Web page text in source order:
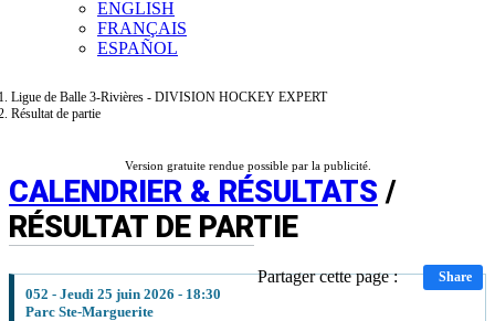
ENGLISH
FRANÇAIS
ESPAÑOL
Ligue de Balle 3-Rivières - DIVISION HOCKEY EXPERT
Résultat de partie
Version gratuite rendue possible par la publicité.
CALENDRIER & RÉSULTATS /
RÉSULTAT DE PARTIE
Partager cette page : Share
052 - Jeudi 25 juin 2026 - 18:30
Parc Ste-Marguerite